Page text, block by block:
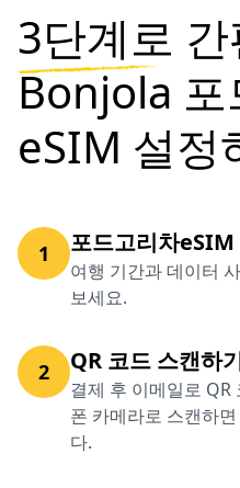
3단계로
Bonjola 포
eSIM 설정
1 포드고리차
여행 기간과 데이터
보세요.
2 QR 코드 스캔하
결제 후 이메일로 QR
폰 카메라로 스캔하
다.